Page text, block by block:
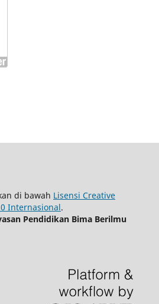
di bawah Lisensi Creative
Internasional.
Pendidikan Bima Berilmu